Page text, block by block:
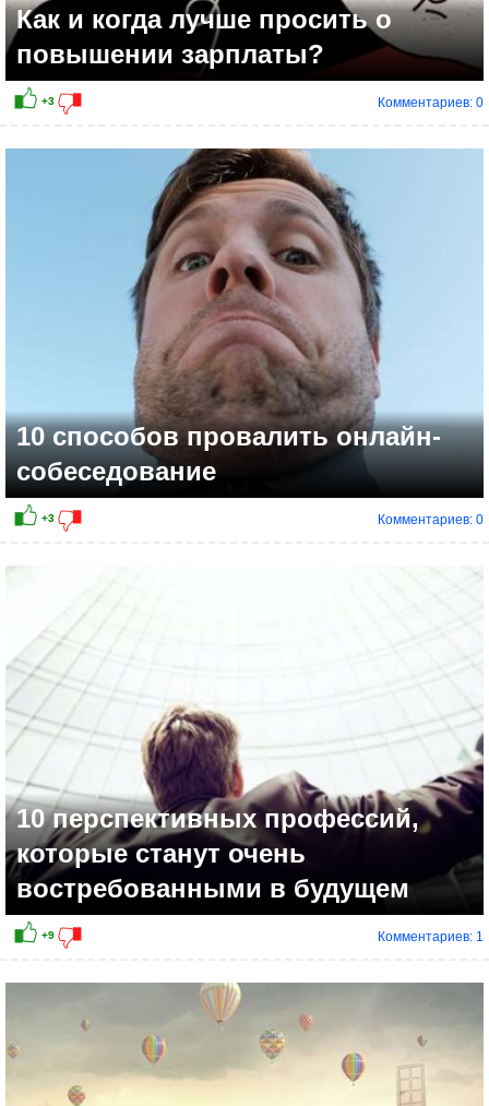
+4
Как и когда лучше просить о
повышении зарплаты?
Комментариев: 0
10 способов провалить онлайн-
собеседование
Комментариев: 0
10 перспективных профессий,
которые станут очень
востребованными в будущем
Комментариев: 1